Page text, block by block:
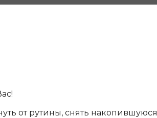
от рутины, снять накопившуюся